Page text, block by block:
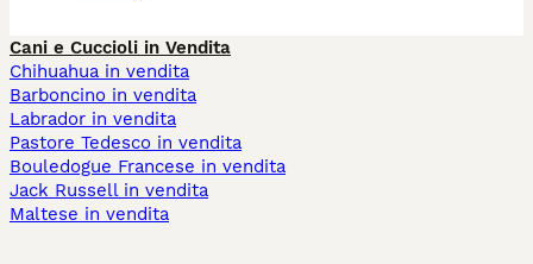
Cani e Cuccioli in Vendita
Chihuahua in vendita
Barboncino in vendita
Labrador in vendita
Pastore Tedesco in vendita
Bouledogue Francese in vendita
Jack Russell in vendita
Maltese in vendita